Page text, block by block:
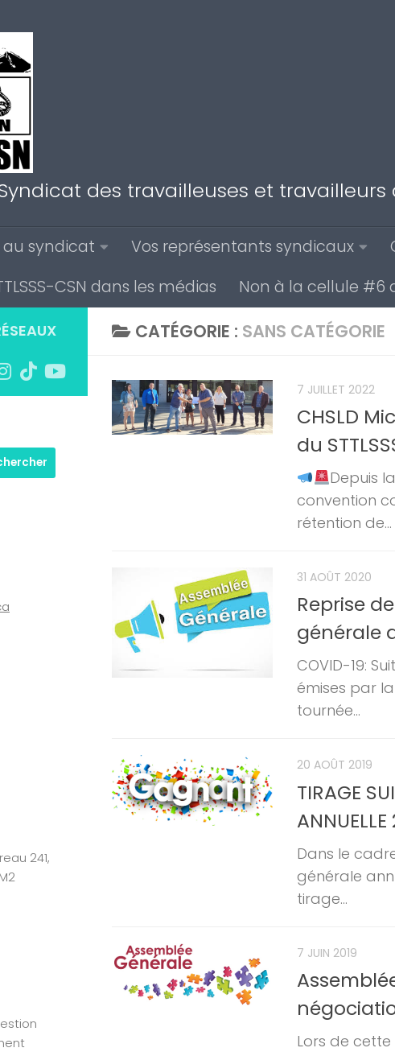
des travailleuses et
syndicat Vos représentants syndicaux
CSN dans les médias Non à la cellule #6
CATÉGORIE : SANS CATÉGORIE
7 JUILLET 2022
CHSLD
du
Depuis
convention
rétention de...
31 AOÛT 2020
Reprise
générale
COVID-19:
émises par
tournée...
20 AOÛT 2019
TIRAGE
ANNUELLE
Dans le
générale
tirage...
7 JUIN 2019
Lors de
241,